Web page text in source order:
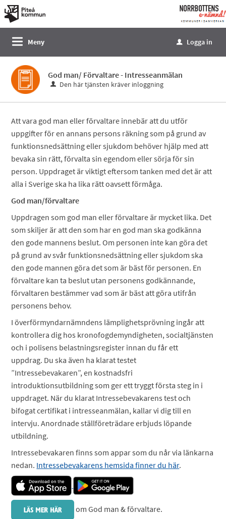
Välkommen
till
tjänster
Norrbottens
enämnd
Meny u Logga in
God man/ Förvaltare - Intresseanmälan
Den här tjänsten kräver inloggning
Att vara god man eller förvaltare innebär att du utför
uppgifter för en annans persons räkning som på grund av
funktionsnedsättning eller sjukdom behöver hjälp med att
bevaka sin rätt, förvalta sin egendom eller sörja för sin
person. Uppdraget är viktigt eftersom tanken med det är att
alla i Sverige ska ha lika rätt oavsett förmåga.
God man/förvaltare
Uppdragen som god man eller förvaltare är mycket lika. Det
som skiljer är att den som har en god man ska godkänna
den gode mannens beslut. Om personen inte kan göra det
på grund av svår funktionsnedsättning eller sjukdom ska
den gode mannen göra det som är bäst för personen. En
förvaltare kan ta beslut utan personens godkännande,
förvaltaren bestämmer vad som är bäst att göra utifrån
personens behov.
I överförmyndarnämndens lämplighetsprövning ingår att
kontrollera dig hos kronofogdemyndigheten, socialtjänsten
och i polisens belastningsregister innan du får ett
uppdrag. Du ska även ha klarat testet
”Intressebevakaren”, en kostnadsfri
introduktionsutbildning som ger ett tryggt första steg in i
uppdraget. När du klarat Intressebevakarens test och
bifogat certifikat i intresseanmälan, kallar vi dig till en
intervju. Anordnade ställföreträdare erbjuds löpande
utbildning.
Intressebevakaren finns som appar som du når via länkarna
nedan. Intressebevakarens hemsida finner du här.
om God man & förvaltare.